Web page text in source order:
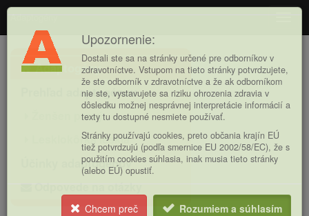
Adaptogény
Hlavná
ponukaAdaptogény
Prehľad adaptogénov
Ženšen pravý
Lesklokôrka lesklá
Účinky adaptogénov
Odpovede na otázky
Upozornenie:
Dostali ste sa na stránky určené pre odborníkov v
zdravotníctve. Vstupom na tieto stránky potvrdzujete,
že ste odborník v zdravotníctve a že ak odborníkom
nie ste, vystavujete sa riziku ohrozenia zdravia v
dôsledku možnej nesprávnej interpretácie informácií a
texty tu dostupné nesmiete používať.
Stránky používajú cookies, preto občania krajín EÚ
tiež potvrdzujú (podľa smernice EU 2002/58/EC), že s
použitím cookies súhlasia, inak musia tieto stránky
(alebo EÚ) opustiť.
Chcem preč Rozumiem a súhlasím